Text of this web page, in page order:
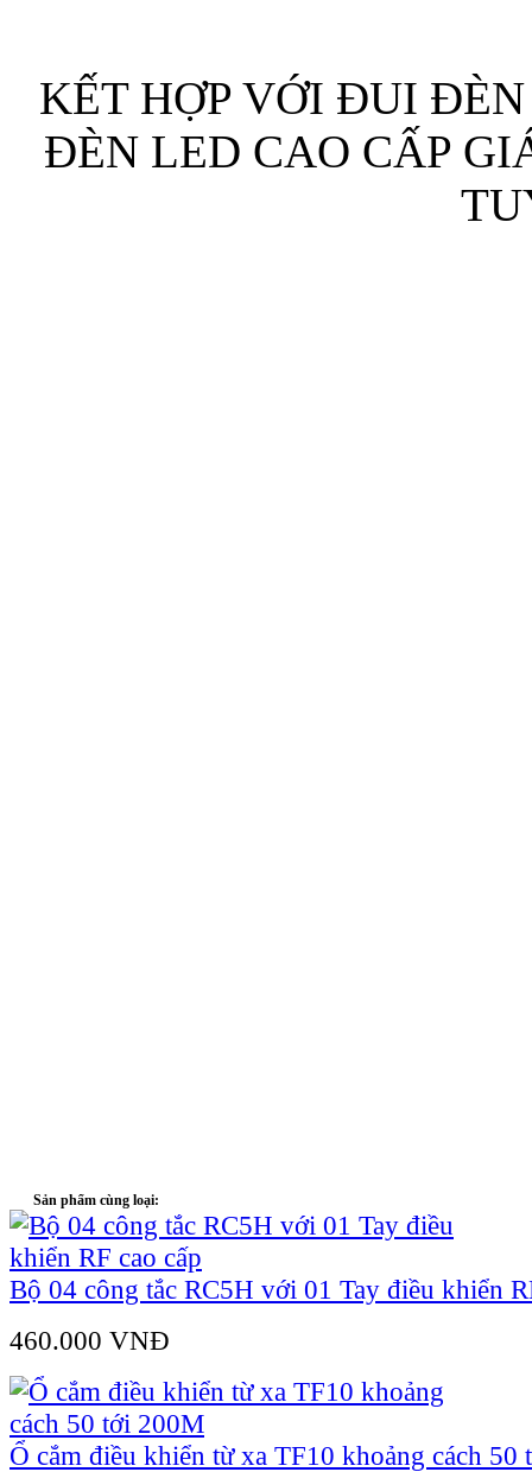
KẾT HỢP VỚI ĐUI
ĐÈN LED CAO CẤP
Sản phẩm cùng loại:
Bộ 04 công tắc RC5H với 01 Tay điều khiển
460.000 VNÐ
Ổ cắm điều khiển từ xa TF10 khoảng cách 50